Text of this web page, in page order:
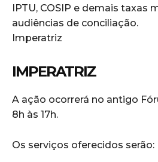
IPTU, COSIP e demais taxas
audiências de conciliação.
Imperatriz
IMPERATRIZ
A ação ocorrerá no antigo
8h às 17h.
Os serviços oferecidos serão: